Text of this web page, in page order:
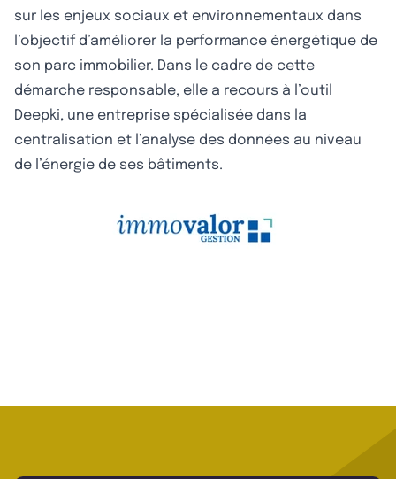
sur les enjeux sociaux et environnementaux dans
l’objectif d’améliorer la performance énergétique de
son parc immobilier. Dans le cadre de cette
démarche responsable, elle a recours à l’outil
Deepki, une entreprise spécialisée dans la
centralisation et l’analyse des données au niveau
de l’énergie de ses bâtiments.